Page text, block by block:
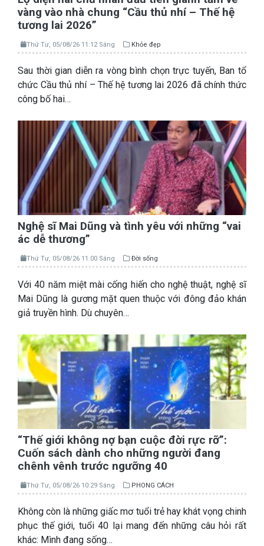
vàng vào nhà chung “Cầu thủ nhí – Thế hệ
tương lai 2026”
Thứ Tư, 05/08/26 11:12 Sáng Khỏe đẹp
Sau thời gian diễn ra vòng bình chọn trực tuyến, Ban tổ
chức Cầu thủ nhí – Thế hệ tương lai 2026 đã chính thức
công bố hai…
Nghệ sĩ Mai Dũng và tình yêu với những “vai
ác dễ thương”
Thứ Tư, 05/08/26 11:00 Sáng Đời sống
Với 40 năm miệt mài cống hiến cho nghệ thuật, nghệ sĩ
Mai Dũng là gương mặt quen thuộc với đông đảo khán
giả truyền hình. Dù chuyên…
“Thế giới không nợ bạn cuộc đời rực rỡ”:
Cuốn sách dành cho những người đang
chênh vênh trước ngưỡng 40
Thứ Tư, 05/08/26 10:29 Sáng PHONG CÁCH
Không còn là những giấc mơ tuổi trẻ hay khát vọng chinh
phục thế giới, tuổi 40 lại mang đến những câu hỏi rất
khác: Mình đang sống…